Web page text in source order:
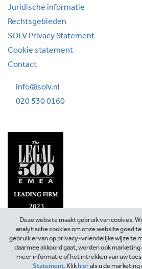
Juridische informatie
Rechtsgebieden
SOLV Privacy Statement
Cookie statement
Contact
info@solv.nl
020 530 0160
Deze website maakt gebruik van cookies.
analytische cookies om onze website goed
gebruik ervan op privacy-vriendelijke wijze te
daarmee akkoord gaat, worden ook
meer informatie of het intrekken van uw
Statement. Klikhierals u de marketing